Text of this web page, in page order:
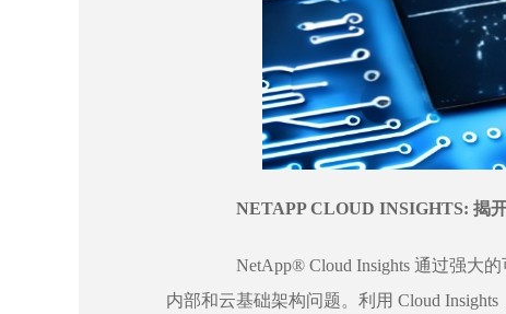
NETAPP CLOUD INSIGHTS: 揭开
NetApp® Cloud Insights 通过强大的
内部和云基础架构问题。利用 Cloud